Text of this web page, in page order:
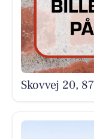
Skovvej 20,